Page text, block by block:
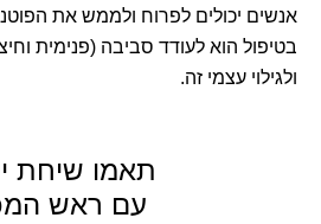
אנשים יכולים לפרוח ולממש את
בטיפול הוא לעודד סביבה (פנימית
ולגילוי עצמי זה.
תאמו שיחת
עם ראש